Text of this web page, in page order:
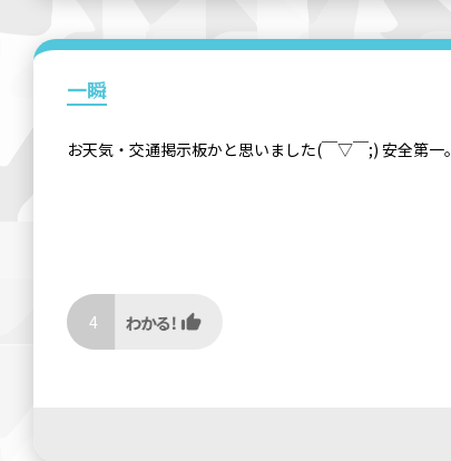
一瞬
お天気・交通掲示板かと思いました(￣▽￣;) 安全第一。
4